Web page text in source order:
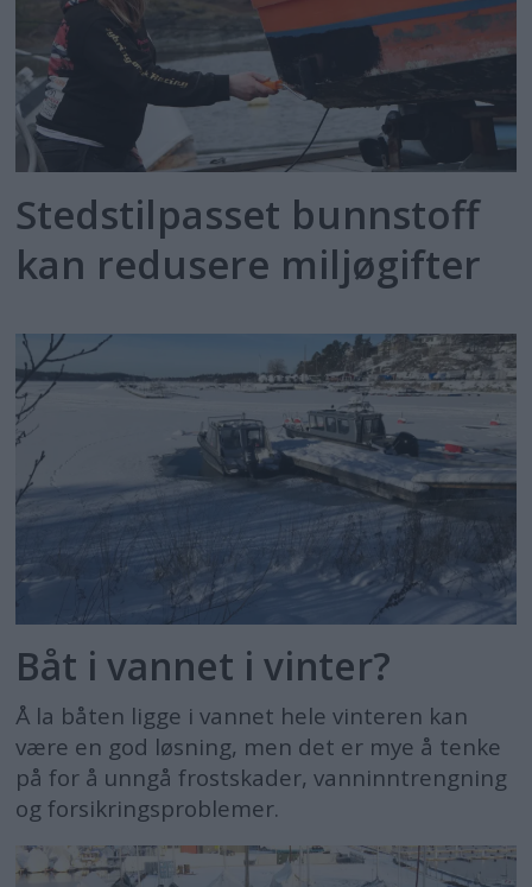
Stedstilpasset bunnstoff
kan redusere miljøgifter
Båt i vannet i vinter?
Å la båten ligge i vannet hele vinteren kan
være en god løsning, men det er mye å tenke
på for å unngå frostskader, vanninntrengning
og forsikringsproblemer.